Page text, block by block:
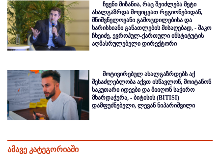
ჩვენი მიზანია, რაც შეიძლება მეტი
ახალგაზრდა მოვიცვათ რეგიონებიდან,
მნიშვნელოვანი გამოცდილებისა და
ხარისხიანი განათლების მისაღებად, - შაკო
ჩხეიძე, ევროპულ-ქართული ინსტიტუტის
აღმასრულებელი დირექტორი
მოტივირებულ ახალგაზრდებს აქ
შესაძლებლობა აქვთ ისწავლონ, მოიტანონ
საკუთარი იდეები და მიიღონ საჭირო
მხარდაჭერა, - ბიტისის (BITISI)
დამფუძნებელი, ლევან ნიპარიშვილი
ამავე კატეგორიაში